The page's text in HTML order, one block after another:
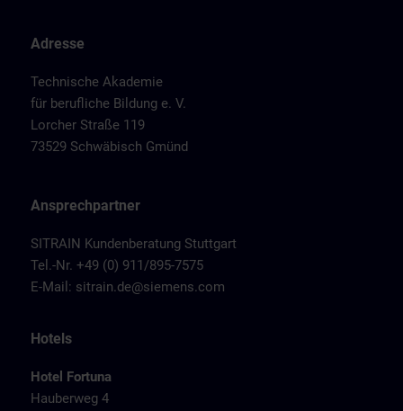
Adresse
Technische Akademie
für berufliche Bildung e. V.
Lorcher Straße 119
73529 Schwäbisch Gmünd
Ansprechpartner
SITRAIN Kundenberatung Stuttgart
Tel.-Nr. +49 (0) 911/895-7575
E-Mail: sitrain.de@siemens.com
Hotels
Hotel Fortuna
Hauberweg 4